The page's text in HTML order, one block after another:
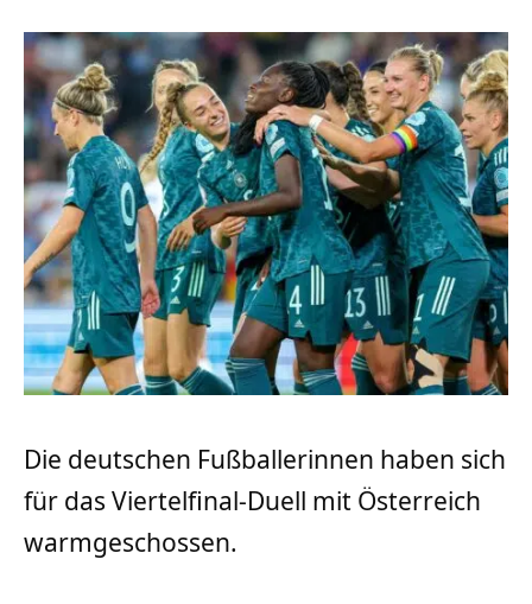
Die deutschen Fußballerinnen haben sich
für das Viertelfinal-Duell mit Österreich
warmgeschossen.